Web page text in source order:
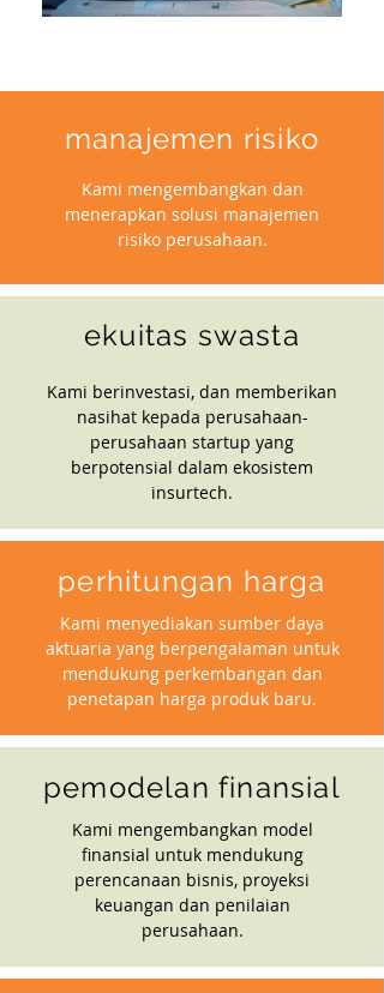
manajemen risiko
Kami mengembangkan dan
menerapkan solusi manajemen
risiko perusahaan.
ekuitas swasta
Kami berinvestasi, dan memberikan
nasihat kepada perusahaan-
perusahaan startup yang
berpotensial dalam ekosistem
insurtech.
perhitungan harga
Kami menyediakan sumber daya
aktuaria yang berpengalaman untuk
mendukung perkembangan dan
penetapan harga produk baru.
pemodelan finansial
Kami mengembangkan model
finansial untuk mendukung
perencanaan bisnis, proyeksi
keuangan dan penilaian
perusahaan.